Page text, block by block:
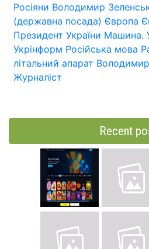
Росіяни Володимир
(державна посада) Європа
Президент України Машина.
Укрінформ Російська мова
літальний апарат
Журналіст
Recent